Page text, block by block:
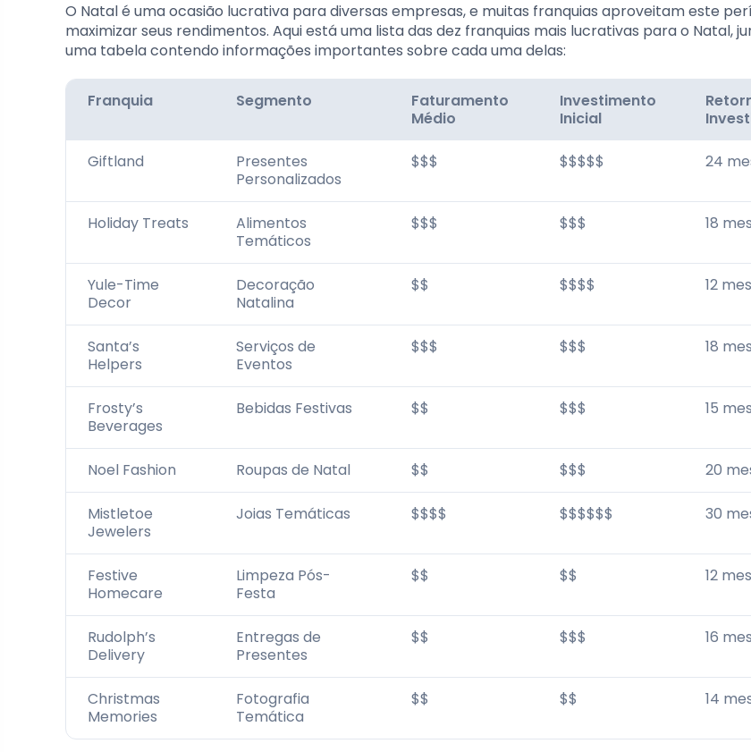
O Natal é uma ocasião lucrativa para diversas empresas, e muitas franquias aproveitam este
maximizar seus rendimentos. Aqui está uma lista das dez franquias mais lucrativas para o Natal,
uma tabela contendo informações importantes sobre cada uma delas:
Franquia Segmento
Faturamento
Médio
Investimento
Inicial
Giftland
Presentes
Personalizados
$$$ $$$$$ 24
Holiday Treats
Alimentos
Temáticos
$$$ $$$ 18
Yule-Time
Decor
Decoração
Natalina
$$ $$$$ 12
Santa’s
Helpers
Serviços de
Eventos
$$$ $$$ 18
Frosty’s
Beverages
Bebidas Festivas $$ $$$ 15
Noel Fashion Roupas de Natal $$ $$$ 20
Mistletoe
Jewelers
Joias Temáticas $$$$ $$$$$$ 30
Festive
Homecare
Limpeza Pós-
Festa
$$ $$ 12
Rudolph’s
Delivery
Entregas de
Presentes
$$ $$$ 16
Christmas
Memories
Fotografia
Temática
$$ $$ 14